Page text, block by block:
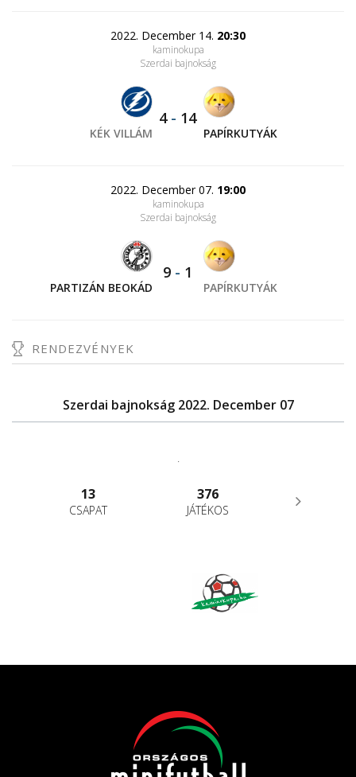
2022. December 14. 20:30
kaminokupa
Szerdai bajnokság
KÉK VILLÁM
4- 14
PAPÍRKUTYÁK
2022. December 07. 19:00
kaminokupa
Szerdai bajnokság
PARTIZÁN BEOKÁD
9 - 1
PAPÍRKUTYÁK
RENDEZVÉNYEK
Szerdai bajnokság 2022. December 07
.
13
CSAPAT
376
JÁTÉKOS